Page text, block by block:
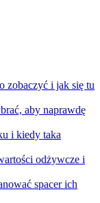
zobaczyć i jak się tu
aby naprawdę
i kiedy taka
odżywcze i
spacer ich